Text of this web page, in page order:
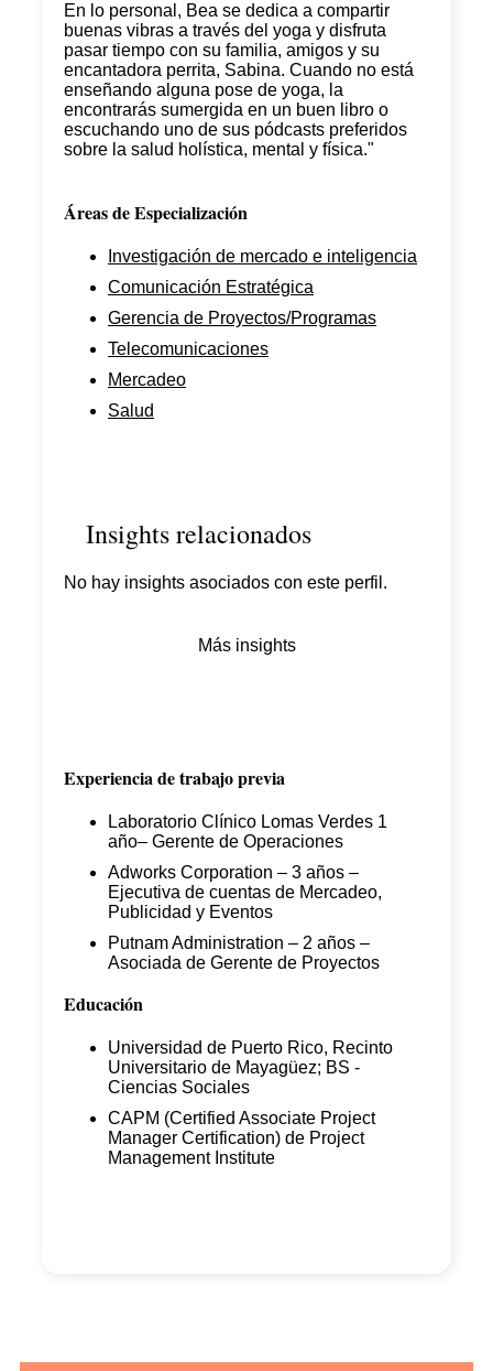
En lo personal, Bea se dedica a compartir
buenas vibras a través del yoga y disfruta
pasar tiempo con su familia, amigos y su
encantadora perrita, Sabina. Cuando no está
enseñando alguna pose de yoga, la
encontrarás sumergida en un buen libro o
escuchando uno de sus pódcasts preferidos
sobre la salud holística, mental y física."
Áreas de Especialización
Investigación de mercado e inteligencia
Comunicación Estratégica
Gerencia de Proyectos/Programas
Telecomunicaciones
Mercadeo
Salud
Insights relacionados
No hay insights asociados con este perfil.
Más insights
Experiencia de trabajo previa
Laboratorio Clínico Lomas Verdes 1
año– Gerente de Operaciones
Adworks Corporation – 3 años –
Ejecutiva de cuentas de Mercadeo,
Publicidad y Eventos
Putnam Administration – 2 años –
Asociada de Gerente de Proyectos
Educación
Universidad de Puerto Rico, Recinto
Universitario de Mayagüez; BS -
Ciencias Sociales
CAPM (Certified Associate Project
Manager Certification) de Project
Management Institute